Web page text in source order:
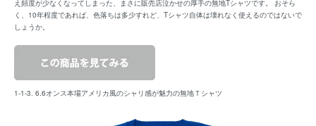
え頻度が少なくなってしまった、まさに販売店泣かせの厚手の無地Tシャツです。 おそら
く、10年程度であれば、色落ちは多少すれど、Tシャツ自体は壊れなく使えるのではないで
しょうか。
1-1-3. 6.6オンス本場アメリカ風のシャリ感が魅力の無地Ｔシャツ